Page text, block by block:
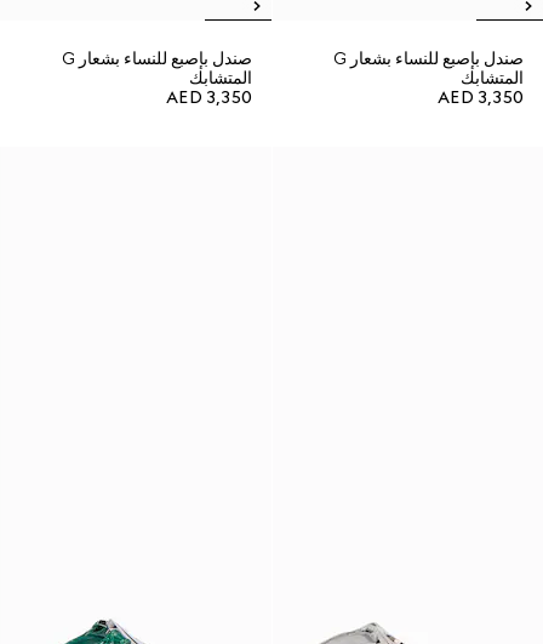
صندل بإصبع للنساء بشعار G
المتشابك
AED 3,350
صندل بإصبع للنساء بشعار G
المتشابك
AED 3,350